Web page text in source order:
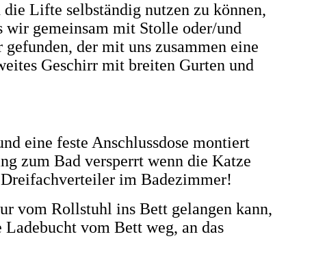
Lifte selbständig nutzen zu können,
wir gemeinsam mit Stolle oder/und
der mit uns zusammen eine
Geschirr mit breiten Gurten und
eine feste Anschlussdose montiert
zum Bad versperrt wenn die Katze
im Badezimmer!
vom Rollstuhl ins Bett gelangen kann,
vom Bett weg, an das